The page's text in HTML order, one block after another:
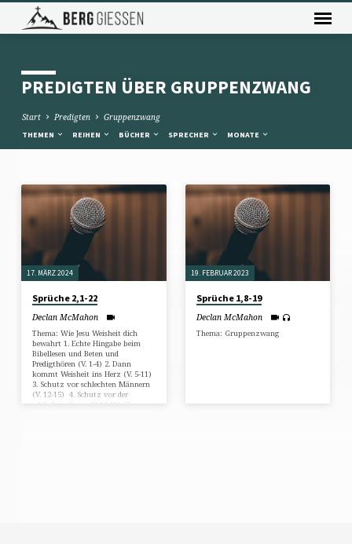
PREDIGTEN ÜBER GRUPPENZWANG
Start Predigten Gruppenzwang
THEMEN REIHEN BÜCHER SPRECHER MONATE
PREDIGTEN
ÜBER
GRUPPENZWANG
17. MÄRZ 2024
Sprüche 2,1-22
Declan McMahon
Thema: Wie Jesu Weisheit dich
bewahrt 1. Echte Hingabe beim
Bibellesen und Beten und
Predigthören (V. 1-4) 2. Dann
kommt Weisheit ins Herz (V. 5-11)
3. Schutz vor schlechten Männern
(V. 12-15) 4. Schutz vor der
schlechten Frau (V. 16-19) 5.
19. FEBRUAR 2023
Sprüche 1,8-19
Declan McMahon
Thema: Gruppenzwang